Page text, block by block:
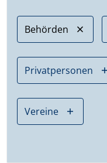
Behörden
Privatpersonen
Vereine